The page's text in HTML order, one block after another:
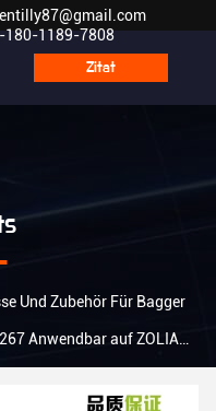
1189-7808
Zitat
Und Zubehör Für Bagger
Anwendbar auf ZOLIAN